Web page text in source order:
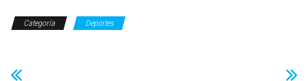
Categoría Deportes